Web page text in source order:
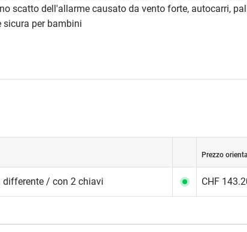
scatto dell'allarme causato da vento forte, autocarri,
sicura per bambini
Prezzo
differente / con 2 chiavi CHF